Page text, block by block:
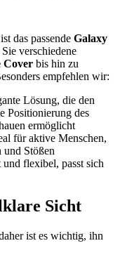
das passende Galaxy
verschiedene
Cover bis hin zu
empfehlen wir:
Lösung, die den
Positionierung des
ermöglicht
für aktive Menschen,
und Stößen
und flexibel, passt sich
Sicht
ist es wichtig, ihn